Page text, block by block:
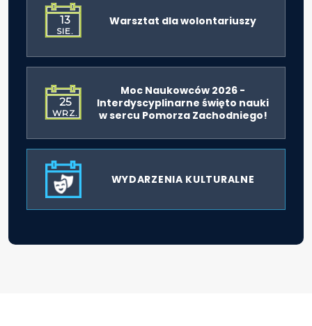
13
SIE.
Warsztat dla wolontariuszy
25
WRZ.
Moc Naukowców 2026 -
Interdyscyplinarne święto nauki
w sercu Pomorza Zachodniego!
WYDARZENIA KULTURALNE